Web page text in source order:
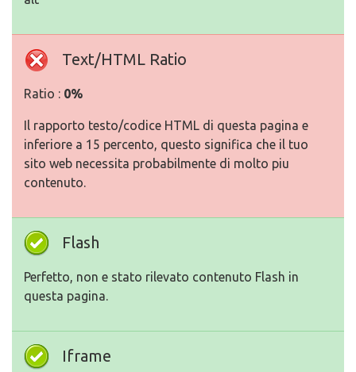
Text/HTML Ratio
Ratio : 0%
Il rapporto testo/codice HTML di questa pagina e
inferiore a 15 percento, questo significa che il tuo
sito web necessita probabilmente di molto piu
contenuto.
Flash
Perfetto, non e stato rilevato contenuto Flash in
questa pagina.
Iframe